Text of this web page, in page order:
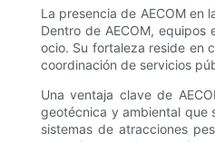
La presencia de AECOM en
Dentro de AECOM,
ocio. Su fortaleza reside en
coordinación de servicios
Una ventaja clave de
geotécnica y ambiental que
sistemas de atracciones